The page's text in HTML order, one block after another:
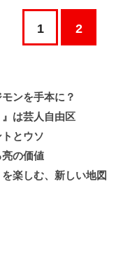
1 2
ンを手本に？
』は芸人自由区
とウソ
の価値
を楽しむ、新しい地図